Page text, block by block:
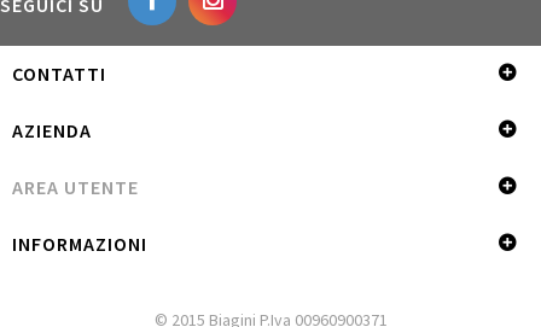
SEGUICI SU
CONTATTI
AZIENDA
AREA UTENTE
INFORMAZIONI
© 2015 Biagini P.Iva 00960900371